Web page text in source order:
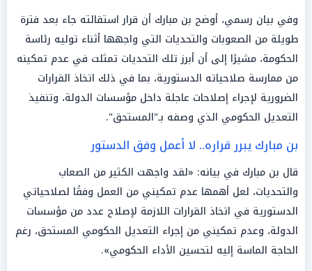
وفي بيان رسمي، أوضح بن مبارك أن قرار استقالته جاء بعد فترة
طويلة من الصعوبات والتحديات التي واجهها أثناء توليه رئاسة
الحكومة، مشيرًا إلى أن أبرز تلك التحديات تمثلت في عدم تمكينه
من ممارسة صلاحياته الدستورية، بما في ذلك اتخاذ القرارات
الضرورية لإجراء إصلاحات عاجلة داخل مؤسسات الدولة، وتنفيذ
التعديل الحكومي الذي وصفه بـ"المستحق".
بن مبارك يبرر قراره.. لا أعمل وفق الدستور
قال بن مبارك في بيانه: «لقد واجهت الكثير من الصعاب
والتحديات، لعل أهمها عدم تمكيني من العمل وفقًا لصلاحياتي
الدستورية في اتخاذ القرارات اللازمة لإصلاح عدد من مؤسسات
الدولة، وعدم تمكيني من إجراء التعديل الحكومي المستحق، رغم
الحاجة الماسة إليه لتحسين الأداء الحكومي».